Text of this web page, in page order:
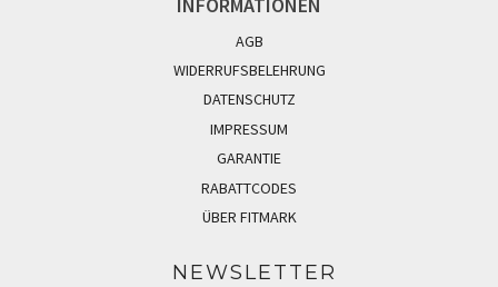
AGB
WIDERRUFSBELEHRUNG
DATENSCHUTZ
IMPRESSUM
GARANTIE
RABATTCODES
ÜBER FITMARK
NEWSLETTER